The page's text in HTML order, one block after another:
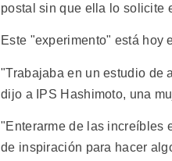
postal sin que ella lo solicite
Este "experimento" está hoy
"Trabajaba en un estudio de
dijo a IPS Hashimoto, una
"Enterarme de las increíbles
de inspiración para hacer